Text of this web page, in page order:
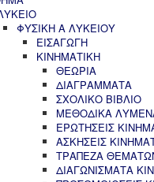
ΦΥΣΙΚΗ Α ΛΥΚΕΙΟΥ
ΕΙΣΑΓΩΓΗ
ΚΙΝΗΜΑΤΙΚΗ
ΘΕΩΡΙΑ
ΔΙΑΓΡΑΜΜΑΤΑ
ΣΧΟΛΙΚΟ ΒΙΒΛΙΟ
ΜΕΘΟΔΙΚΑ
ΕΡΩΤΗΣΕΙΣ
ΑΣΚΗΣΕΙΣ
ΤΡΑΠΕΖΑ
ΔΙΑΓΩΝΙΣΜΑΤΑ